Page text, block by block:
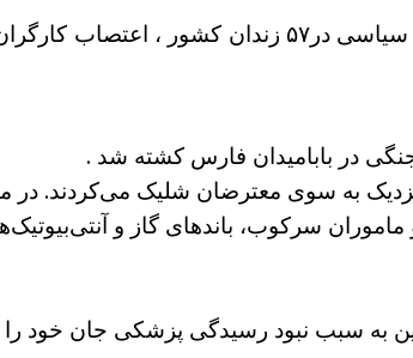
در سه روز یاد شده ۴ حرکت اعتراضی گزارش شده است : اعتصاب غذای زندانیان
به سوی معترضان شلیک می‌کردند. در
سرکوب، باندهای گاز و آنتی‌بیوتیک‌ها
به سبب نبود رسیدگی پزشکی جان خود